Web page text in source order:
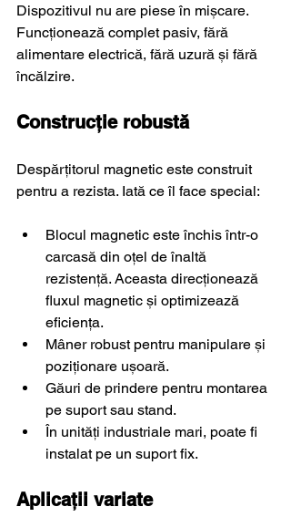
Dispozitivul nu are piese în mișcare.
Funcționează complet pasiv, fără
alimentare electrică, fără uzură și fără
încălzire.
Construcție robustă
Despărțitorul magnetic este construit
pentru a rezista. Iată ce îl face special:
Blocul magnetic este închis într-o
carcasă din oțel de înaltă
rezistență. Aceasta direcționează
fluxul magnetic și optimizează
eficiența.
Mâner robust pentru manipulare și
poziționare ușoară.
Găuri de prindere pentru montarea
pe suport sau stand.
În unități industriale mari, poate fi
instalat pe un suport fix.
Aplicații variate